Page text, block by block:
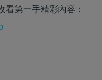
看第一手精彩內容：